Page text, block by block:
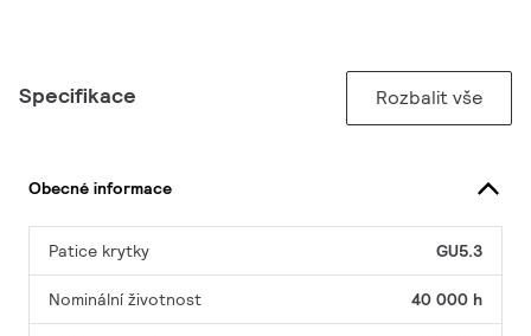
Specifikace Rozbalit vše
Obecné informace
Patice krytky GU5.3
Nominální životnost 40 000 h